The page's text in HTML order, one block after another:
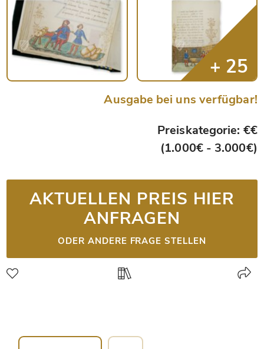
Ausgabe bei uns verfügbar!
Preiskategorie: €€
(1.000€ - 3.000€)
AKTUELLEN PREIS HIER
ANFRAGEN
ODER ANDERE FRAGE STELLEN